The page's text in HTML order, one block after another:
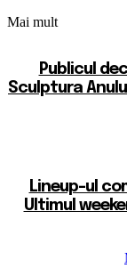
Mai mult
Publicul
Sculptura
Lineup-ul
Ultimul